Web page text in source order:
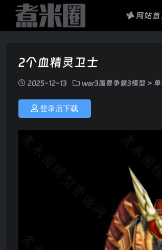
网站首
2个血精灵卫士
2025-12-13 war3魔兽争霸3模型 >
登录后下载